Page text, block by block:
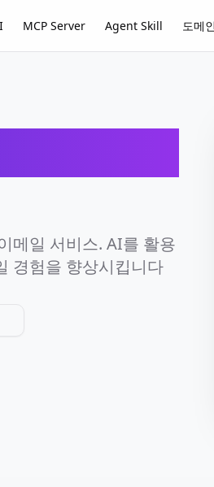
MCP Server Agent Skill 도메
메일 서비스. AI를 활용
경험을 향상시킵니다